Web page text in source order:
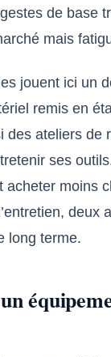
de base
mais
jouent ici un
remis en
des ateliers de
ses
acheter moins
deux
long terme.